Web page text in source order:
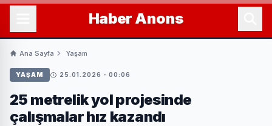
Haber Anons
Ana Sayfa Yaşam
YAŞAM 25.01.2026 - 00:06
25 metrelik yol projesinde
çalışmalar hız kazandı